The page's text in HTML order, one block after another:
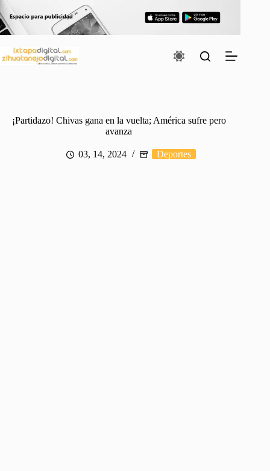
al
contenido
¡Partidazo! Chivas gana en la vuelta; América sufre pero
avanza
03, 14, 2024 Deportes